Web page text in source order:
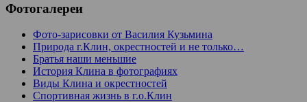
Фотогалереи
Фото-зарисовки от Василия Кузьмина
Природа г.Клин, окрестностей и не только…
Братья наши меньшие
История Клина в фотографиях
Виды Клина и окрестностей
Спортивная жизнь в г.о.Клин